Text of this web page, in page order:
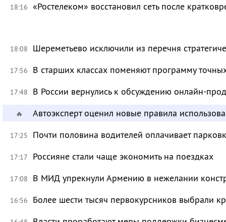
18:16 «Ростелеком» восстановил сеть после
18:08 Шереметьево исключили из перечня
17:56 В старших классах поменяют программу
17:48 В России вернулись к обсуждению онлайн-
🔥 Автоэксперт оценил новые правила
17:25 Почти половина водителей оплачивает
17:17 Россияне стали чаще экономить на поездках
17:08 В МИД упрекнули Армению в нежелании
16:56 Более шести тысяч первокурсников выбрали